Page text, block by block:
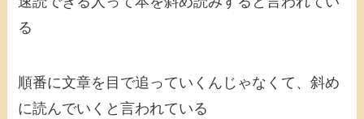
る
順番に文章を目で追っていくんじゃなくて、斜め
に読んでいくと言われている